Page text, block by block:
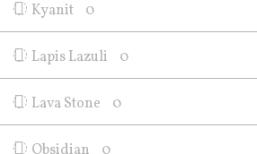
Kyanit 0
Lapis Lazuli 0
Lava Stone 0
Obsidian 0